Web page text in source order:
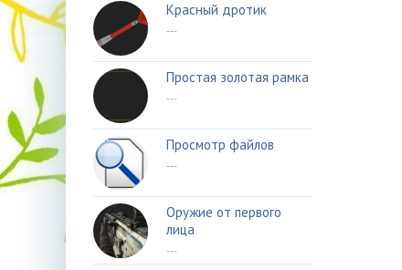
Красный дротик
---
Простая золотая рамка
---
Просмотр файлов
---
Оружие от первого
лица
---